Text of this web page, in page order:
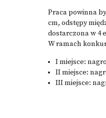
Praca powinna
cm, odstępy
dostarczona w 4
W ramach
I miejsce:
II miejsce:
III miejsce: